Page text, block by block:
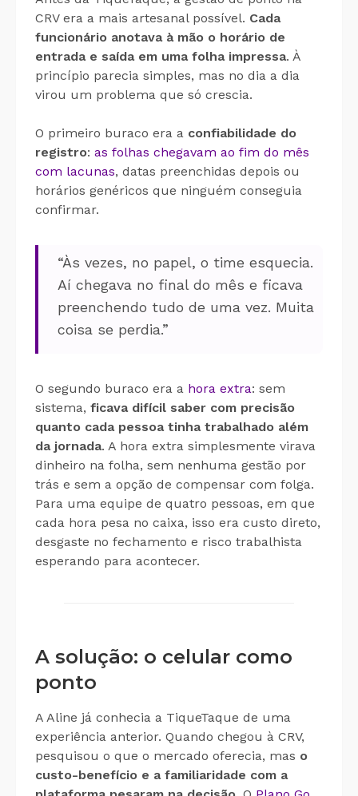
CRV era a mais artesanal possível. Cada
funcionário anotava à mão o horário de
entrada e saída em uma folha impressa. À
princípio parecia simples, mas no dia a dia
virou um problema que só crescia.
O primeiro buraco era a confiabilidade do
registro: as folhas chegavam ao fim do mês
com lacunas, datas preenchidas depois ou
horários genéricos que ninguém conseguia
confirmar.
“Às vezes, no papel, o time esquecia.
Aí chegava no final do mês e ficava
preenchendo tudo de uma vez. Muita
coisa se perdia.”
O segundo buraco era a hora extra: sem
sistema, ficava difícil saber com precisão
quanto cada pessoa tinha trabalhado além
da jornada. A hora extra simplesmente virava
dinheiro na folha, sem nenhuma gestão por
trás e sem a opção de compensar com folga.
Para uma equipe de quatro pessoas, em que
cada hora pesa no caixa, isso era custo direto,
desgaste no fechamento e risco trabalhista
esperando para acontecer.
A solução: o celular como
ponto
A Aline já conhecia a TiqueTaque de uma
experiência anterior. Quando chegou à CRV,
pesquisou o que o mercado oferecia, mas o
custo-benefício e a familiaridade com a